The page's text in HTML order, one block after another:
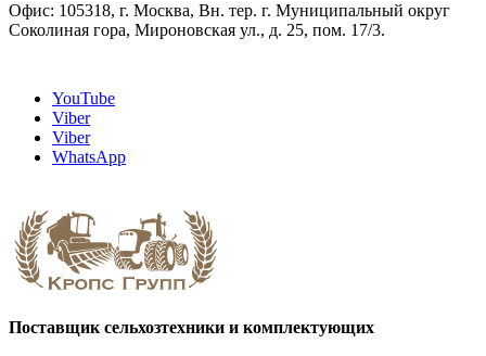
Офис: 105318, г. Москва, Вн. тер. г. Муниципальный округ
Соколиная гора, Мироновская ул., д. 25, пом. 17/3.
YouTube
Viber
Viber
WhatsApp
Поставщик сельхозтехники и комплектующих